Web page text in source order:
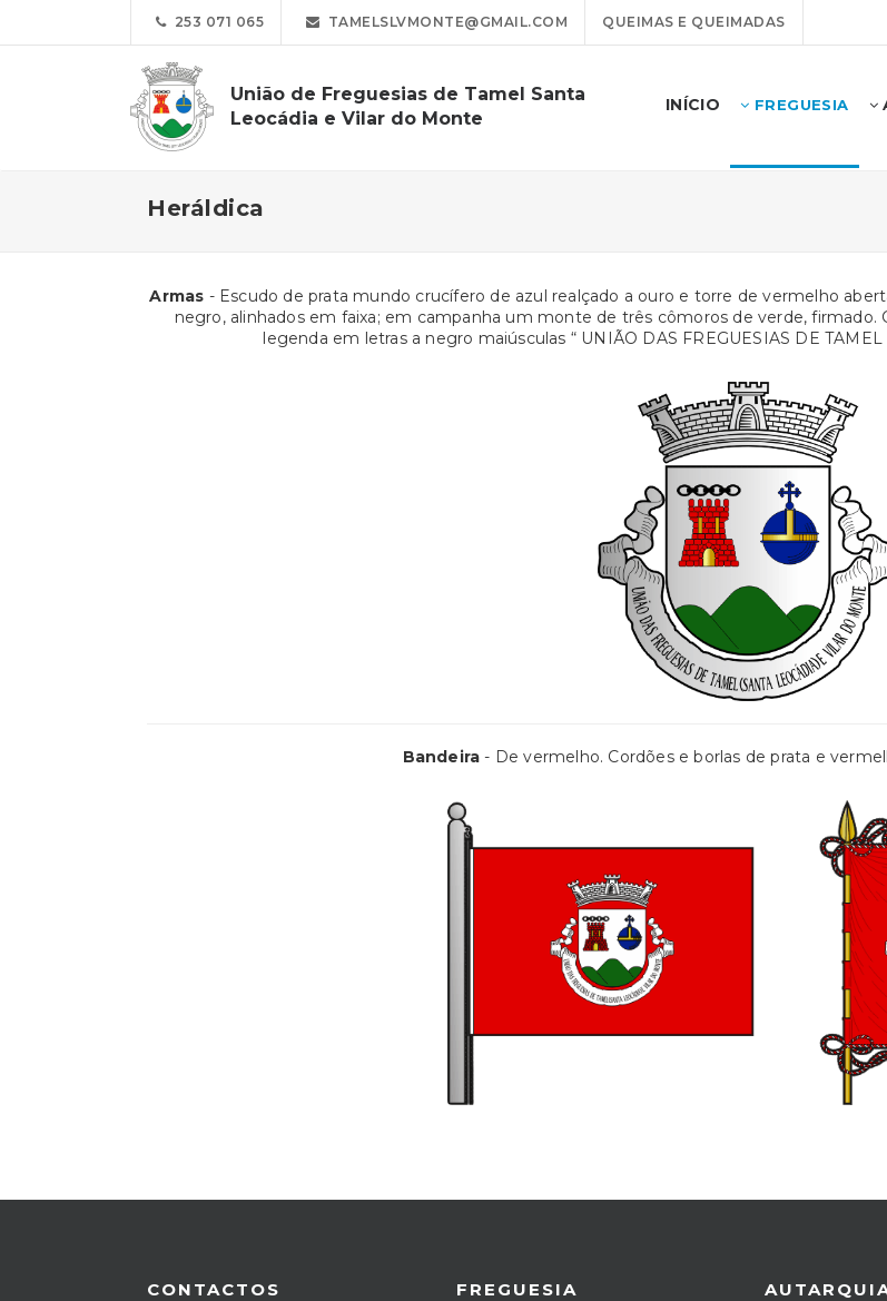
253 071 065 TAMELSLVMONTE@GMAIL.COM QUEIMAS E QUEIMADAS
União de Freguesias de Tamel Santa
Leocádia e Vilar do Monte
INÍCIO FREGUESIA
Heráldica
Armas - Escudo de prata mundo crucífero de azul realçado a ouro e torre de vermelho
negro, alinhados em faixa; em campanha um monte de três cômoros de verde,
legenda em letras a negro maiúsculas “ UNIÃO DAS FREGUESIAS DE
Bandeira- De vermelho. Cordões e borlas de prata e
CONTACTOS FREGUESIA